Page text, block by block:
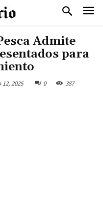
Admite
para
2025 0 387